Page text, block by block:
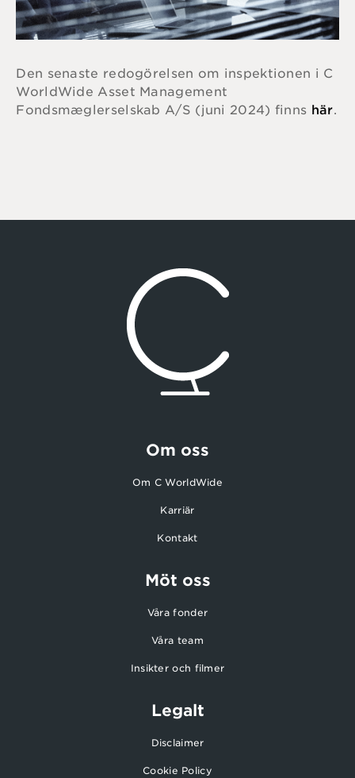
Den senaste redogörelsen om inspektionen i C
WorldWide Asset Management
Fondsmæglerselskab A/S (juni 2024) finns här.
Om oss
Om C WorldWide
Karriär
Kontakt
Möt oss
Våra fonder
Våra team
Insikter och filmer
Legalt
Disclaimer
Cookie Policy